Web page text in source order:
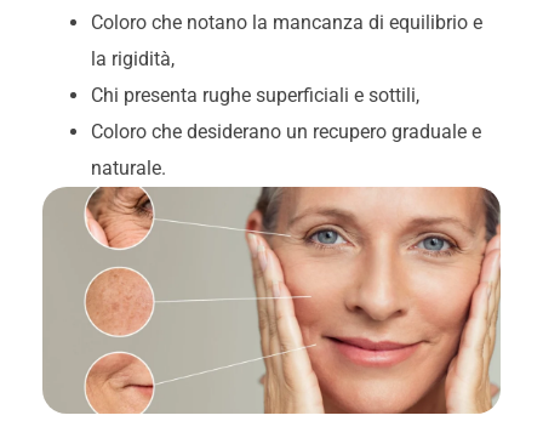
Coloro che notano la mancanza di equilibrio e
la rigidità,
Chi presenta rughe superficiali e sottili,
Coloro che desiderano un recupero graduale e
naturale.